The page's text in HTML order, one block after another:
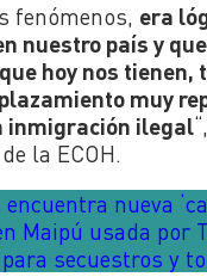
fenómenos, era
nuestro país y
hoy nos tienen,
muy
inmigración ilegal
la ECOH.
nueva
Maipú usada por
secuestros y